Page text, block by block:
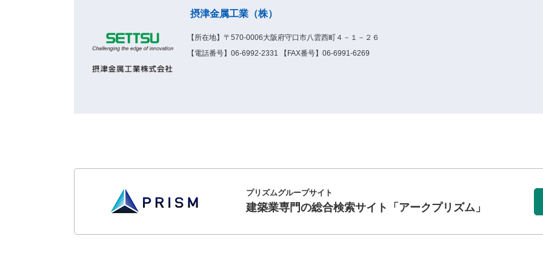
摂津金属工業（株）
【所在地】〒570-0006大阪府守口市八雲西町４－１－２６
【電話番号】06-6992-2331 【FAX番号】06-6991-6269
プリズムグループサイト
建築業専門の総合検索サイト 「アークプリズム」